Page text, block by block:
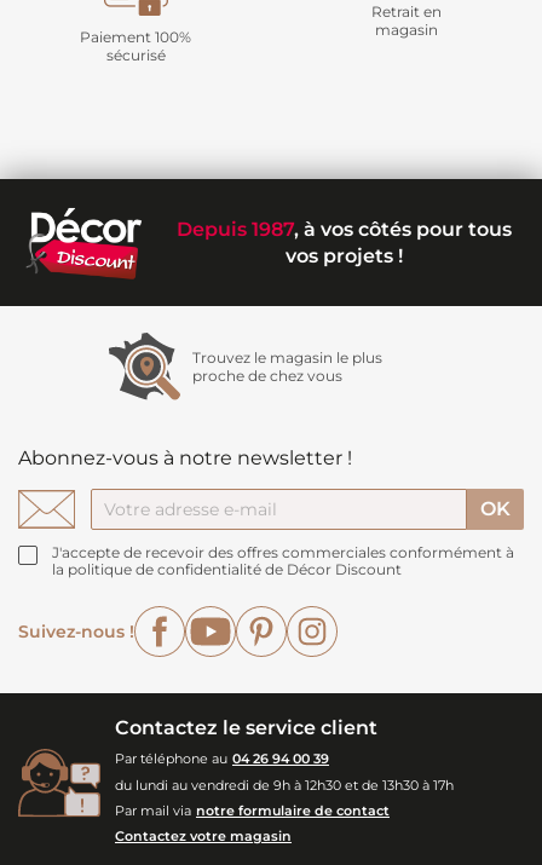
Paiement 100%
sécurisé
Retrait en
magasin
Depuis 1987, à vos côtés pour tous
vos projets !
Trouvez le magasin le plus
proche de chez vous
Abonnez-vous à notre newsletter !
J'accepte de recevoir des offres commerciales conformément à
la politique de confidentialité de Décor Discount
Suivez-nous !
FacebookYouTubePinterest
Contactez le service client
Par téléphone au 04 26 94 00 39
du lundi au vendredi de 9h à 12h30 et de 13h30 à 17h
Par mail via notre formulaire de contact
Contactez votre magasin